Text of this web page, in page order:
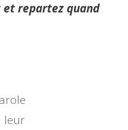
et repartez quand
leur